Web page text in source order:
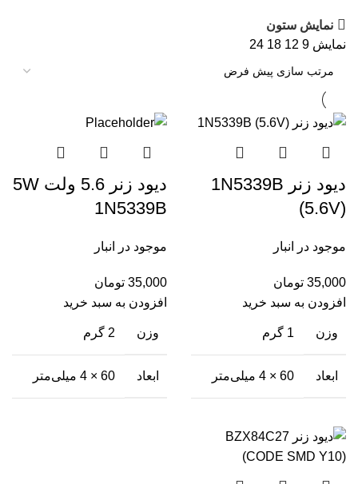
نمایش ستون
نمایش 9
12
18
24
دیود زنر 1N5339B
(5.6V)
موجود در انبار
35,000 تومان
افزودن به سبد خرید
وزن 1 گرم
ابعاد 60 × 4 میلی‌متر
دیود زنر 5.6 ولت 5W
1N5339B
موجود در انبار
35,000 تومان
افزودن به سبد خرید
وزن 2 گرم
ابعاد 60 × 4 میلی‌متر